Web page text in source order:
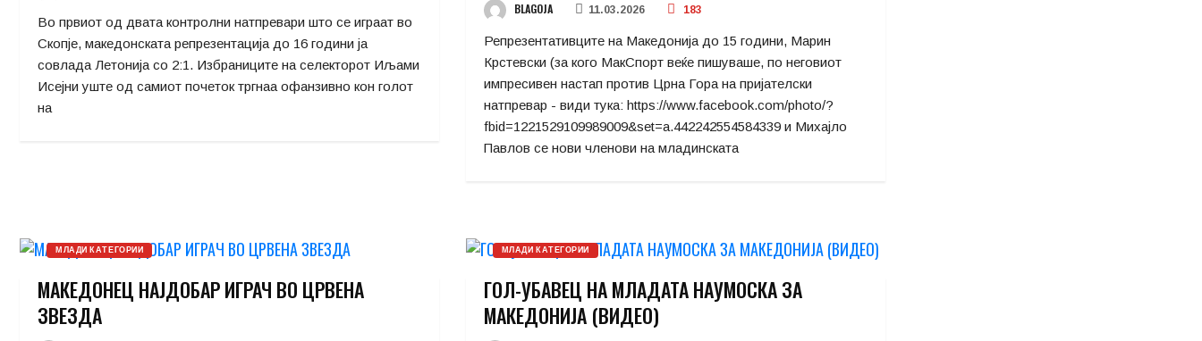
Во првиот од двата контролни натпревари што се играат во
Скопје, македонската репрезентација до 16 години ја
совлада Летонија со 2:1. Избраниците на селекторот Иљами
Исејни уште од самиот почеток тргнаа офанзивно кон голот
на
BLAGOJA 11.03.2026 183
Репрезентативците на Македонија до 15 години, Марин
Крстевски (за кого МакСпорт веќе пишуваше, по неговиот
импресивен настап против Црна Гора на пријателски
натпревар - види тука: https://www.facebook.com/photo/?
fbid=1221529109989009&set=a.442242554584339 и Михајло
Павлов се нови членови на младинската
МЛАДИ КАТЕГОРИИ
МАКЕДОНЕЦ НАЈДОБАР ИГРАЧ ВО ЦРВЕНА
ЗВЕЗДА
МЛАДИ КАТЕГОРИИ
ГОЛ-УБАВЕЦ НА МЛАДАТА НАУМОСКА ЗА
МАКЕДОНИЈА (ВИДЕО)